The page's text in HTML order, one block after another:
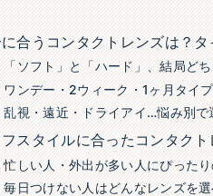
合うコンタクトレンズは？
「ソフト」と「ハード」、結局ど
ワンデー・2ウィーク・1ヶ月タイ
乱視・遠近・ドライアイ…悩み別
スタイルに合ったコンタク
忙しい人・外出が多い人にぴった
毎日つけない人はどんなレンズを